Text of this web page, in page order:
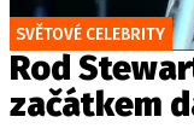
SVĚTOVÉ CELEBRITY
Rod
začátkem